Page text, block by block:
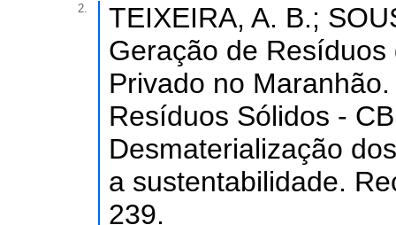
2.
TEIXEIRA, A. B.;
Geração de
Privado no
Resíduos Sólidos -
Desmaterialização
a sustentabilidade.
239.